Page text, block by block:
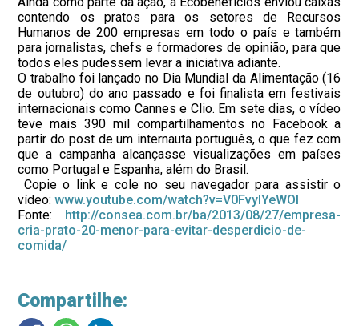
contendo os pratos para os setores de Recursos
Humanos de 200 empresas em todo o país e também
para jornalistas, chefs e formadores de opinião, para que
todos eles pudessem levar a iniciativa adiante.
O trabalho foi lançado no Dia Mundial da Alimentação (16
de outubro) do ano passado e foi finalista em festivais
internacionais como Cannes e Clio. Em sete dias, o vídeo
teve mais 390 mil compartilhamentos no Facebook a
partir do post de um internauta português, o que fez com
que a campanha alcançasse visualizações em países
como Portugal e Espanha, além do Brasil.
Copie o link e cole no seu navegador para assistir o
vídeo:www.youtube.com/watch?v=V0FvyIYeWOI
Fonte: http://consea.com.br/ba/2013/08/27/empresa-
cria-prato-20-menor-para-evitar-desperdicio-de-
comida/
Compartilhe: